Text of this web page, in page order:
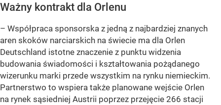
Ważny kontrakt dla Orlenu
– Współpraca sponsorska z jedną z najbardziej znanych
aren skoków narciarskich na świecie ma dla Orlen
Deutschland istotne znaczenie z punktu widzenia
budowania świadomości i kształtowania pożądanego
wizerunku marki przede wszystkim na rynku niemieckim.
Partnerstwo to wspiera także planowane wejście Orlen
na rynek sąsiedniej Austrii poprzez przejęcie 266 stacji